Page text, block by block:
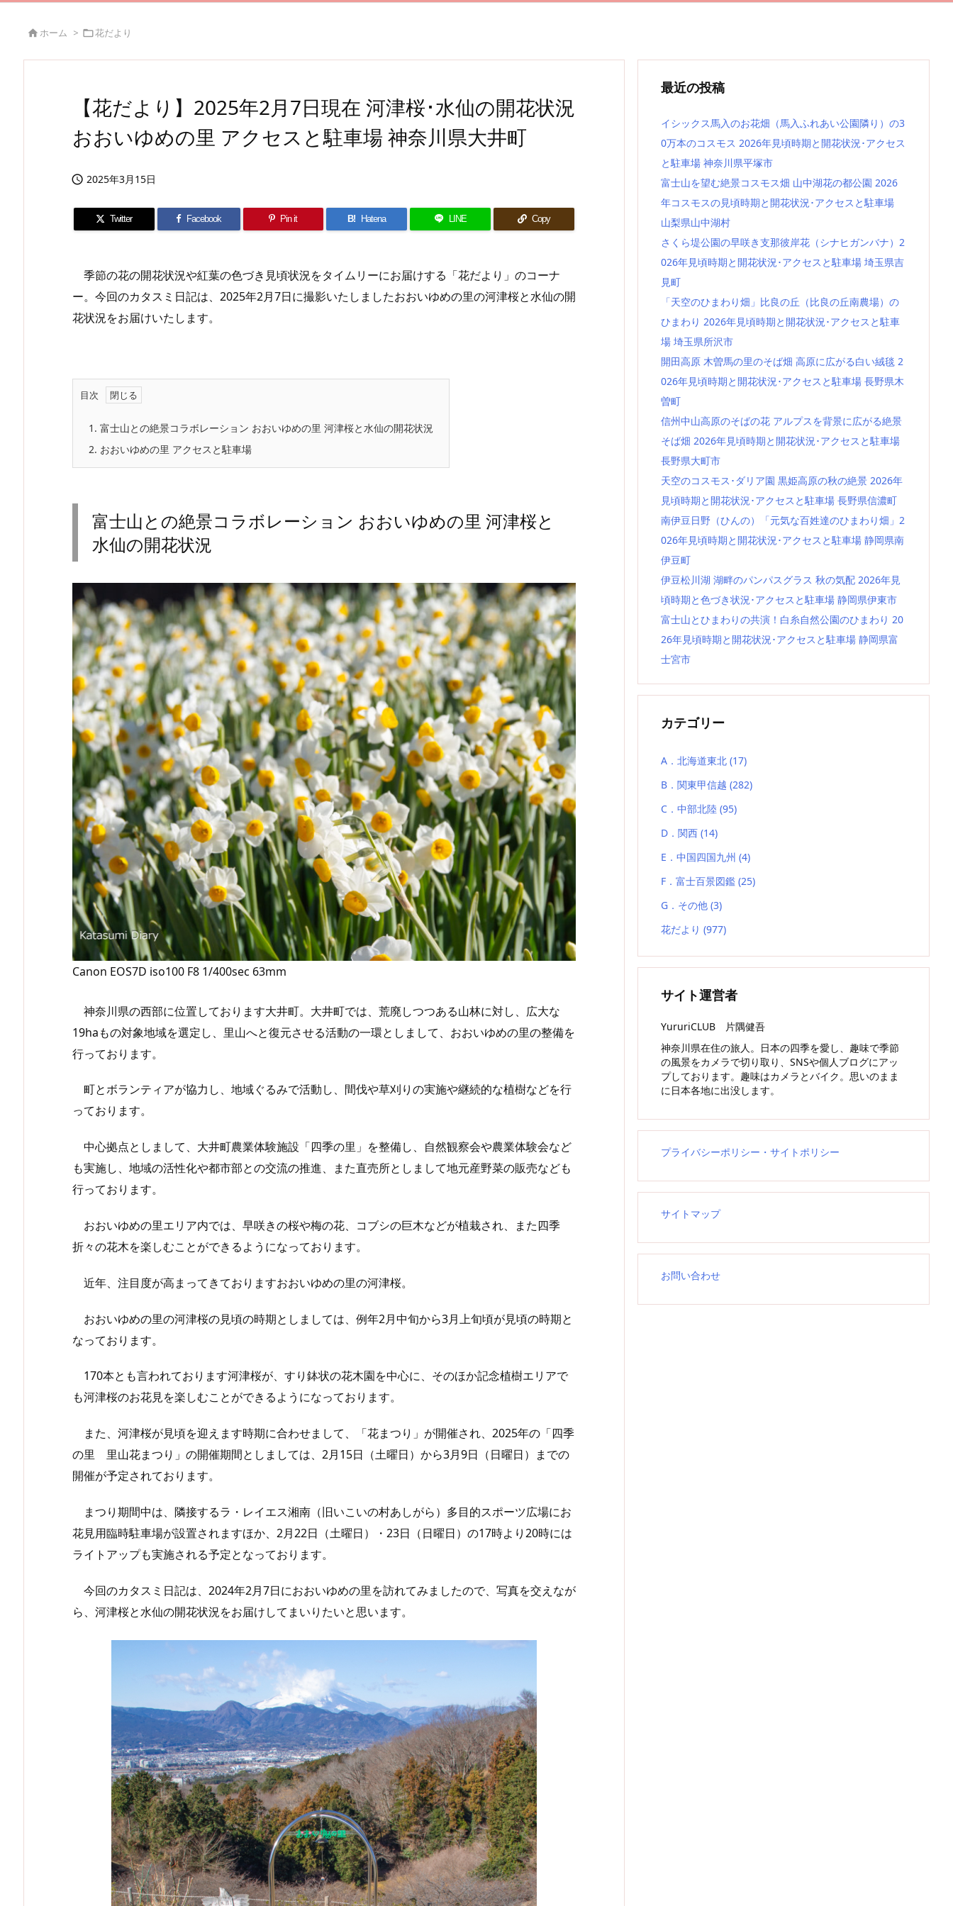
 ホーム > 花だより
【花だより】2025年2月7日現在 河津桜･水仙の開花状況
おおいゆめの里 アクセスと駐車場 神奈川県大井町
 2025年3月15日
Twitter Facebook Pin it B! Hatena LINE Copy
季節の花の開花状況や紅葉の色づき見頃状況をタイムリーにお届けする「花だより」のコーナ
ー。今回のカタスミ日記は、2025年2月7日に撮影いたしましたおおいゆめの里の河津桜と水仙の開
花状況をお届けいたします。
目次
1. 富士山との絶景コラボレーション おおいゆめの里 河津桜と水仙の開花状況
2. おおいゆめの里 アクセスと駐車場
富士山との絶景コラボレーション おおいゆめの里 河津桜と
水仙の開花状況
Canon EOS7D iso100 F8 1/400sec 63mm
神奈川県の西部に位置しております大井町。大井町では、荒廃しつつある山林に対し、広大な
19haもの対象地域を選定し、里山へと復元させる活動の一環としまして、おおいゆめの里の整備を
行っております。
町とボランティアが協力し、地域ぐるみで活動し、間伐や草刈りの実施や継続的な植樹などを行
っております。
中心拠点としまして、大井町農業体験施設「四季の里」を整備し、自然観察会や農業体験会など
も実施し、地域の活性化や都市部との交流の推進、また直売所としまして地元産野菜の販売なども
行っております。
おおいゆめの里エリア内では、早咲きの桜や梅の花、コブシの巨木などが植栽され、また四季
折々の花木を楽しむことができるようになっております。
近年、注目度が高まってきておりますおおいゆめの里の河津桜。
おおいゆめの里の河津桜の見頃の時期としましては、例年2月中旬から3月上旬頃が見頃の時期と
なっております。
170本とも言われております河津桜が、すり鉢状の花木園を中心に、そのほか記念植樹エリアで
も河津桜のお花見を楽しむことができるようになっております。
また、河津桜が見頃を迎えます時期に合わせまして、「花まつり」が開催され、2025年の「四季
の里 里山花まつり」の開催期間としましては、2月15日（土曜日）から3月9日（日曜日）までの
開催が予定されております。
まつり期間中は、隣接するラ・レイエス湘南（旧いこいの村あしがら）多目的スポーツ広場にお
花見用臨時駐車場が設置されますほか、2月22日（土曜日）・23日（日曜日）の17時より20時には
ライトアップも実施される予定となっております。
今回のカタスミ日記は、2024年2月7日におおいゆめの里を訪れてみましたので、写真を交えなが
ら、河津桜と水仙の開花状況をお届けしてまいりたいと思います。
最近の投稿
イシックス馬入のお花畑（馬入ふれあい公園隣り）の3
0万本のコスモス 2026年見頃時期と開花状況･アクセス
と駐車場 神奈川県平塚市
富士山を望む絶景コスモス畑 山中湖花の都公園 2026
年コスモスの見頃時期と開花状況･アクセスと駐車場
山梨県山中湖村
さくら堤公園の早咲き支那彼岸花（シナヒガンバナ）2
026年見頃時期と開花状況･アクセスと駐車場 埼玉県吉
見町
「天空のひまわり畑」比良の丘（比良の丘南農場）の
ひまわり 2026年見頃時期と開花状況･アクセスと駐車
場 埼玉県所沢市
開田高原 木曽馬の里のそば畑 高原に広がる白い絨毯 2
026年見頃時期と開花状況･アクセスと駐車場 長野県木
曽町
信州中山高原のそばの花 アルプスを背景に広がる絶景
そば畑 2026年見頃時期と開花状況･アクセスと駐車場
長野県大町市
天空のコスモス･ダリア園 黒姫高原の秋の絶景 2026年
見頃時期と開花状況･アクセスと駐車場 長野県信濃町
南伊豆日野（ひんの）「元気な百姓達のひまわり畑」2
026年見頃時期と開花状況･アクセスと駐車場 静岡県南
伊豆町
伊豆松川湖 湖畔のパンパスグラス 秋の気配 2026年見
頃時期と色づき状況･アクセスと駐車場 静岡県伊東市
富士山とひまわりの共演！白糸自然公園のひまわり 20
26年見頃時期と開花状況･アクセスと駐車場 静岡県富
士宮市
カテゴリー
A．北海道東北 (17)
B．関東甲信越 (282)
C．中部北陸 (95)
D．関西 (14)
E．中国四国九州 (4)
F．富士百景図鑑 (25)
G．その他 (3)
花だより (977)
サイト運営者
YururiCLUB 片隅健吾
神奈川県在住の旅人。日本の四季を愛し、趣味で季節
の風景をカメラで切り取り、SNSや個人ブログにアッ
プしております。趣味はカメラとバイク。思いのまま
に日本各地に出没します。
プライバシーポリシー・サイトポリシー
サイトマップ
お問い合わせ